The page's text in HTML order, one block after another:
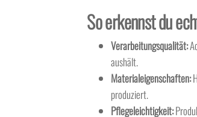
So erkennst du
Verarbeitungsqualität:
aushält.
Materialeigenschaften:
produziert.
Pflegeleichtigkeit: